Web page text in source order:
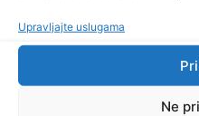
Upravljajte uslugama
Ne